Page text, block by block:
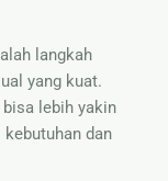
langkah
yang kuat.
lebih yakin
dan